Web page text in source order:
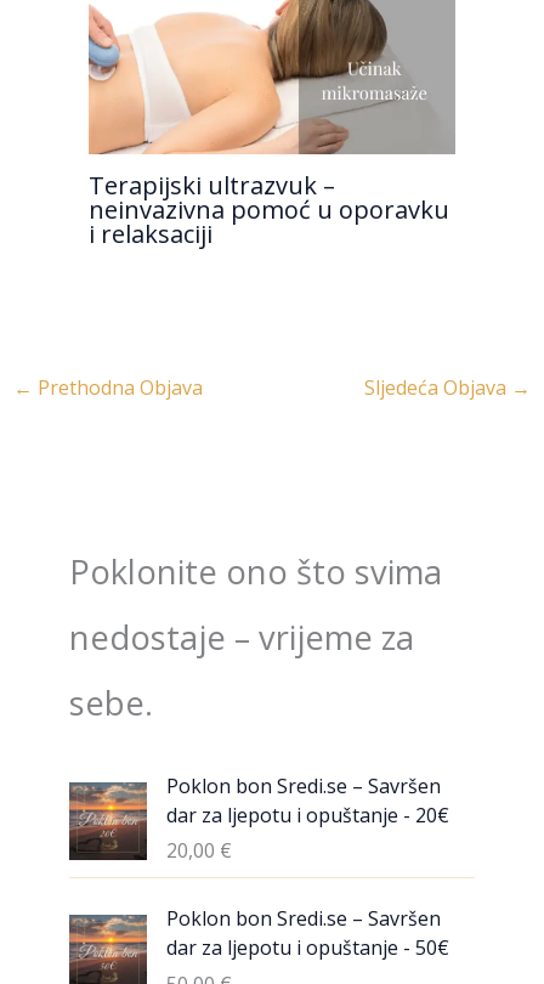
Terapijski ultrazvuk –
neinvazivna pomoć u oporavku
i relaksaciji
← Prethodna Objava Sljedeća Objava →
Poklonite ono što svima
nedostaje – vrijeme za
sebe.
Poklon bon Sredi.se – Savršen
dar za ljepotu i opuštanje - 20€
20,00 €
Poklon bon Sredi.se – Savršen
dar za ljepotu i opuštanje - 50€